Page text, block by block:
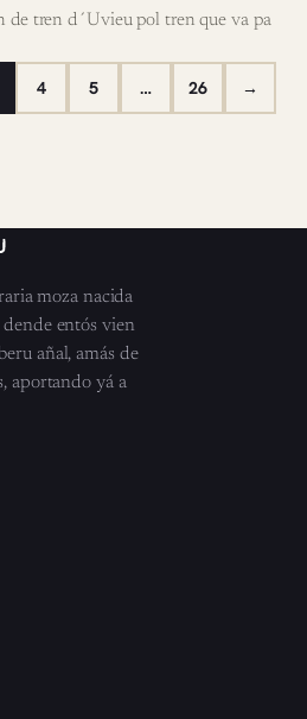
de tren d´Uvieu pol tren que va pa
4 5 … 26 →
moza nacida
entós vien
añal, amás de
aportando yá a